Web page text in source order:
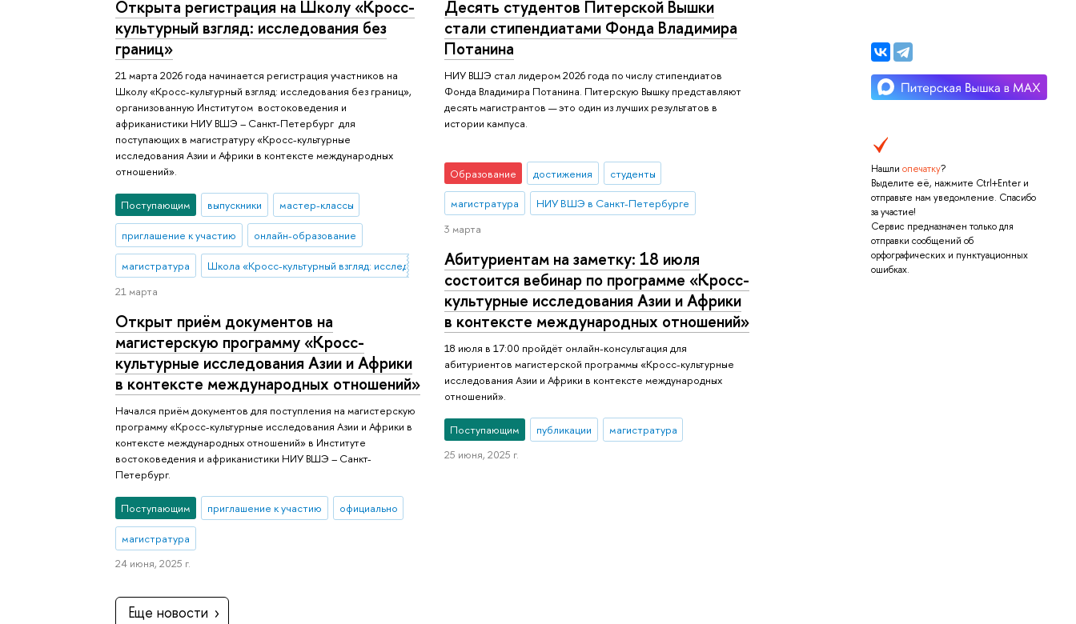
Нашли опечатку?
Выделите её, нажмите Ctrl+Enter и
отправьте нам уведомление. Спасибо
за участие!
Сервис предназначен только для
отправки сообщений об
орфографических и пунктуационных
ошибках.
Открыта регистрация на Школу «Кросс-
культурный взгляд: исследования без
границ»
21 марта 2026 года начинается регистрация участников на
Школу «Кросс-культурный взгляд: исследования без границ»,
организованную Институтом востоковедения и
африканистики НИУ ВШЭ – Санкт-Петербург для
поступающих в магистратуру «Кросс-культурные
исследования Азии и Африки в контексте международных
отношений».
Поступающим выпускники мастер-классы
приглашение к участию онлайн-образование
магистратура
Школа «Кросс-культурный взгляд: исследования без границ»
21 марта
Десять студентов Питерской Вышки
стали стипендиатами Фонда Владимира
Потанина
НИУ ВШЭ стал лидером 2026 года по числу стипендиатов
Фонда Владимира Потанина. Питерскую Вышку представляют
деcять магистрантов — это один из лучших результатов в
истории кампуса.
Образование достижения студенты
магистратура
НИУ ВШЭ в Санкт-Петербурге
3 марта
Абитуриентам на заметку: 18 июля
состоится вебинар по программе «Кросс-
культурные исследования Азии и Африки
в контексте международных отношений»
18 июля в 17:00 пройдёт онлайн-консультация для
абитуриентов магистерской программы «Кросс-культурные
исследования Азии и Африки в контексте международных
отношений».
Поступающим публикации
магистратура
25 июня, 2025 г.
Открыт приём документов на
магистерскую программу «Кросс-
культурные исследования Азии и Африки
в контексте международных отношений»
Начался приём документов для поступления на магистерскую
программу «Кросс-культурные исследования Азии и Африки в
контексте международных отношений» в Институте
востоковедения и африканистики НИУ ВШЭ – Санкт-
Петербург.
Поступающим приглашение к участию официально
магистратура
24 июня, 2025 г.
Еще новости